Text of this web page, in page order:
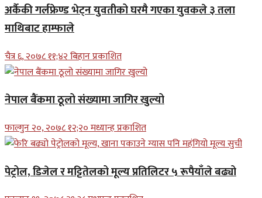
अर्कैकी गर्लफ्रेण्ड भेट्न युवतीको घरमै गएका युवकले ३ तला
माथिबाट हाम्फाले
चैत्र ६, २०७८ ११;४२ बिहान प्रकाशित
नेपाल बैंकमा ठूलो संख्यामा जागिर खुल्यो
फाल्गुन २०, २०७८ १२;२० मध्यान्ह प्रकाशित
पेट्रोल, डिजेल र मट्टितेलको मूल्य प्रतिलिटर ५ रूपैयाँले बढ्यो